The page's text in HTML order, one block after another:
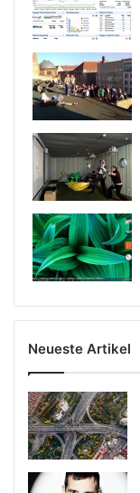
Neueste Artikel